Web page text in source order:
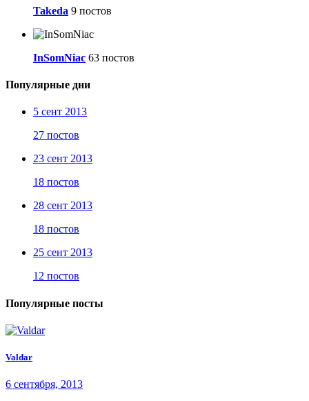
Takeda 9 постов
InSomNiac 63 постов
Популярные дни
5 сент 2013
27 постов
23 сент 2013
18 постов
28 сент 2013
18 постов
25 сент 2013
12 постов
Популярные посты
Valdar
6 сентября, 2013